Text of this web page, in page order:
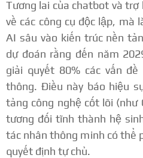
Tương lai của chatbot và trợ
về các công cụ độc lập, mà
AI sâu vào kiến trúc nền
dự đoán rằng đến năm
giải quyết 80% các vấn
thông. Điều này báo hiệu
tảng công nghệ cốt lõi (như
tương đối tĩnh thành hệ
tác nhân thông minh có thể
quyết định tự chủ.